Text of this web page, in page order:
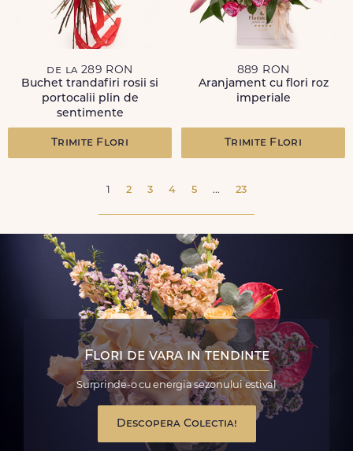
de la 289 RON
Buchet trandafiri rosii si
portocalii plin de
sentimente
Trimite Flori
889 RON
Aranjament cu flori roz
imperiale
Trimite Flori
1 2 3 4 5 ... 23
Flori de vara in tendinte
Surprinde-o cu energia sezonului estival
Descopera Colectia!